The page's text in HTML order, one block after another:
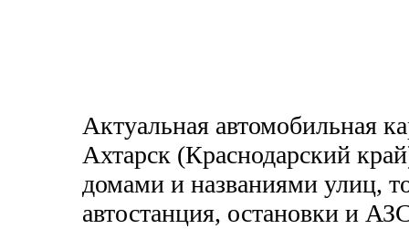
Актуальная автомобильная
Ахтарск (Краснодарский
домами и названиями улиц,
автостанция, остановки и